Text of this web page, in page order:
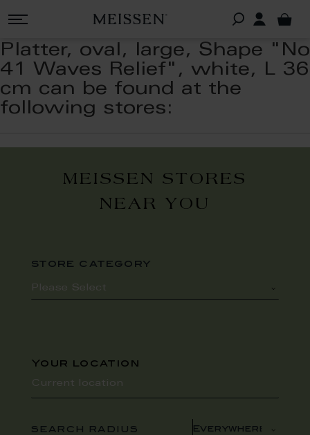
Platter, oval, large, Shape "No
41 Waves Relief", white, L 36
cm can be found at the
following stores:
MEISSEN STORES
NEAR YOU
store category
Your location
SEARCH RADIUS